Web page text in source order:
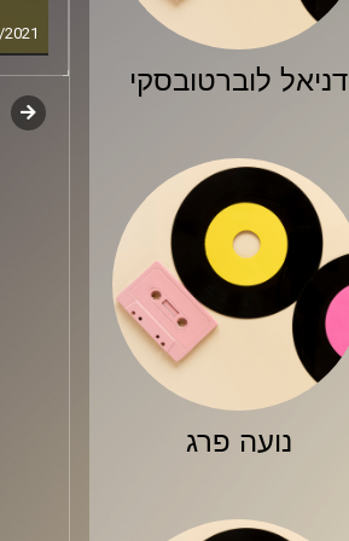
דניאל לוברטובסקי
נועה פרג
סגירה
קודם